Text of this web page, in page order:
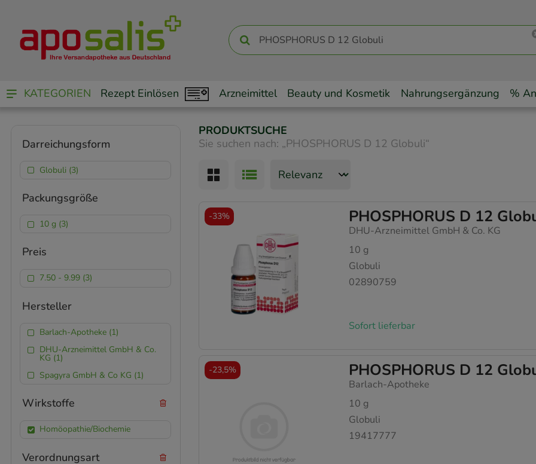
KATEGORIEN Rezept Einlösen Arzneimittel Beauty und Kosmetik Nahrungsergänzung %
PRODUKTSUCHE
Sie suchen nach: „PHOSPHORUS D 12 Globuli“
PHOSPHORUS D 12
DHU-Arzneimittel GmbH & Co. KG
10 g
Globuli
02890759
Sofort lieferbar
-33%
PHOSPHORUS D 12
Barlach-Apotheke
10 g
Globuli
19417777
-23,5%
Darreichungsform
Globuli (3)
Packungsgröße
10 g (3)
Preis
7.50 - 9.99 (3)
Hersteller
Barlach-Apotheke (1)
DHU-Arzneimittel GmbH & Co.
KG (1)
Spagyra GmbH & Co KG (1)
Wirkstoffe
Homöopathie/Biochemie
Verordnungsart